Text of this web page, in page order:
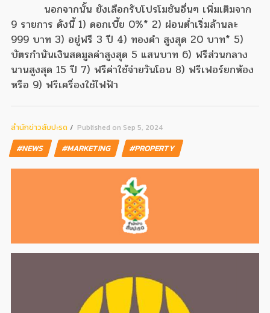
นอกจากนั้น ยังเลือกรับโปรโมชันอื่นๆ เพิ่มเติมจาก
9 รายการ ดังนี้ 1) ดอกเบี้ย 0%* 2) ผ่อนต่ำเริ่มล้านละ
999 บาท 3) อยู่ฟรี 3 ปี 4) ทองคำ สูงสุด 20 บาท* 5)
บัตรกำนันเงินสดมูลค่าสูงสุด 5 แสนบาท 6) ฟรีส่วนกลาง
นานสูงสุด 15 ปี 7) ฟรีค่าใช้จ่ายวันโอน 8) ฟรีเฟอร์ยกห้อง
หรือ 9) ฟรีเครื่องใช้ไฟฟ้า
สํานักข่าวสับปะรด Published on Sep 5, 2024
#NEWS #MARKETING #PROPERTY